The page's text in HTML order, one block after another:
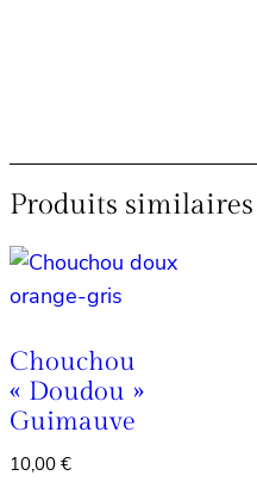
Produits similaires
Chouchou
« Doudou »
Guimauve
10,00€